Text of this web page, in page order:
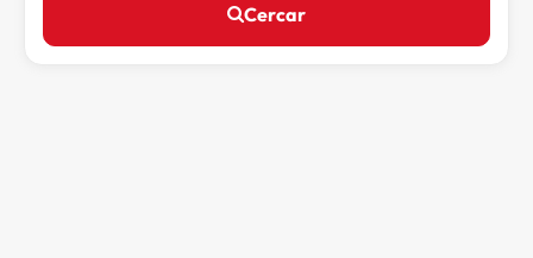
Cercar